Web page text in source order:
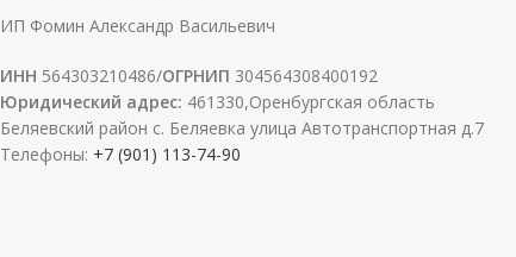
ИП Фомин Александр Васильевич
ИНН 564303210486/ОГРНИП 304564308400192
Юридический адрес: 461330,Оренбургская область
Беляевский район с. Беляевка улица Автотранспортная д.7
Телефоны: +7 (901) 113-74-90